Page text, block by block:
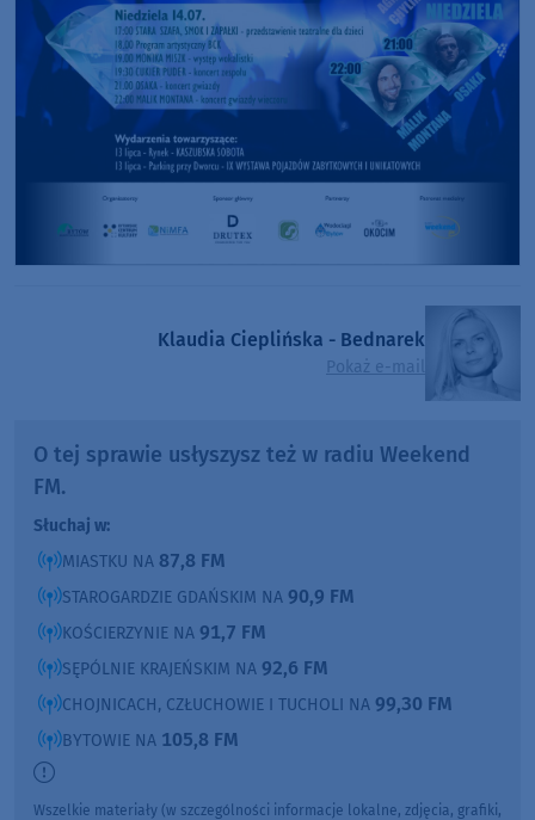
Klaudia Cieplińska - Bednarek
Pokaż e-mail
O tej sprawie usłyszysz też w radiu Weekend
FM.
Słuchaj w:
MIASTKU NA 87,8 FM
STAROGARDZIE GDAŃSKIM NA 90,9 FM
KOŚCIERZYNIE NA 91,7 FM
SĘPÓLNIE KRAJEŃSKIM NA 92,6 FM
CHOJNICACH, CZŁUCHOWIE I TUCHOLI NA 99,30 FM
BYTOWIE NA 105,8 FM
Wszelkie materiały (w szczególności informacje lokalne, zdjęcia, grafiki,